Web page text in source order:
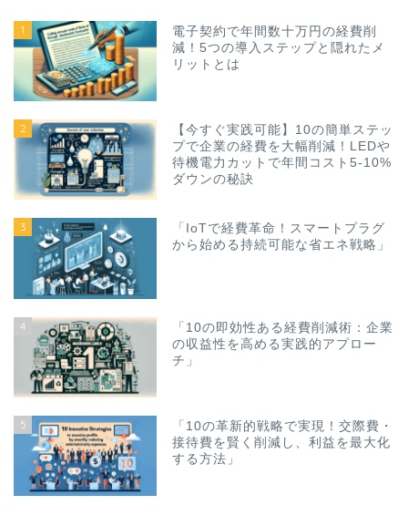
1
電子契約で年間数十万円の経費削
減！5つの導入ステップと隠れたメ
リットとは
2
【今すぐ実践可能】10の簡単ステッ
プで企業の経費を大幅削減！LEDや
待機電力カットで年間コスト5-10%
ダウンの秘訣
3
「IoTで経費革命！スマートプラグ
から始める持続可能な省エネ戦略」
4
「10の即効性ある経費削減術：企業
の収益性を高める実践的アプロー
チ」
5
「10の革新的戦略で実現！交際費・
接待費を賢く削減し、利益を最大化
する方法」